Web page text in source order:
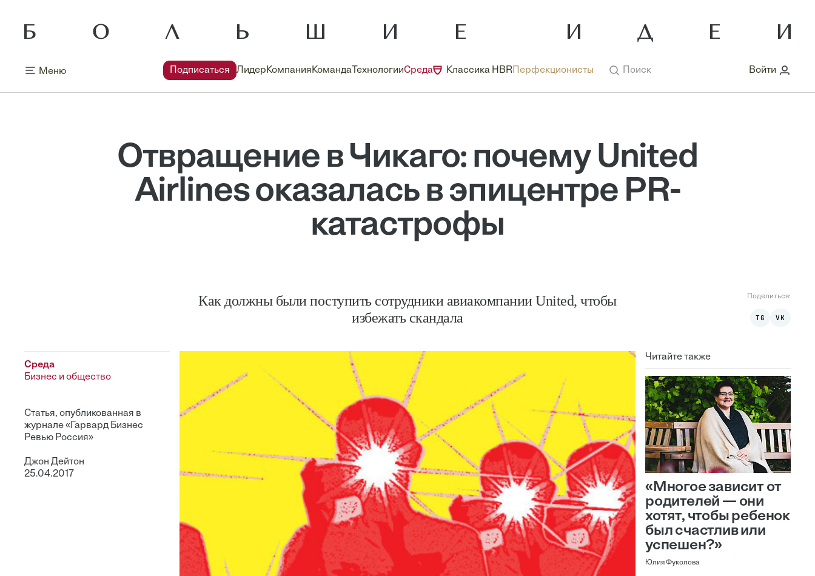
Меню Подписаться ЛидерКомпанияКоманда ТехнологииСреда Классика HBR Перфекционисты Поиск Войти
Отвращение в Чикаго: почему United
Airlines оказалась в эпицентре PR-
катастрофы
Как должны были поступить сотрудники авиакомпании United, чтобы
избежать скандала
Поделиться:
TG VK
Среда
Бизнес и общество
Статья, опубликованная в
журнале «Гарвард Бизнес
Ревью Россия»
Джон Дейтон
25.04.2017
Читайте также
«Многое зависит от
родителей — они
хотят, чтобы ребенок
был счастлив или
успешен?»
Юлия Фуколова